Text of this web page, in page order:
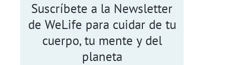
Suscríbete a la Newsletter
de WeLife para cuidar de tu
cuerpo, tu mente y del
planeta